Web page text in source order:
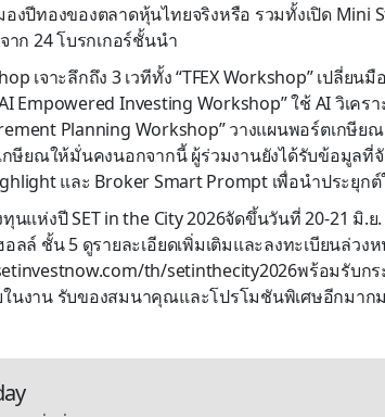
งปีทองของตลาดหุ้นไทยจริงหรือ รวมทั้งเปิด Mini
าก 24 โบรกเกอร์ชั้นนำ
เจาะลึกถึง 3 เวทีทั้ง “TFEX Workshop” เปลี่ย
Empowered Investing Workshop” ใช้ AI วิเ
Planning Workshop” วางแผนพอร์ตเกษีย
กษียณให้มั่นคงนอกจากนี้ ผู้ร่วมงานยังได้รับข้อมูลที่
และ Broker Smart Prompt เพื่อนำประยุก
นแห่งปี SET in the City 2026จัดขึ้นวันที่ 20-21 มิ.ย
ลล์ ชั้น 5 ดูรายละเอียดเพิ่มเติมและลงทะเบียนล่วง
th/setinthecity2026พร้อมรับก
นงาน รับของสมนาคุณและโปรโมชันพิเศษอีกมาก